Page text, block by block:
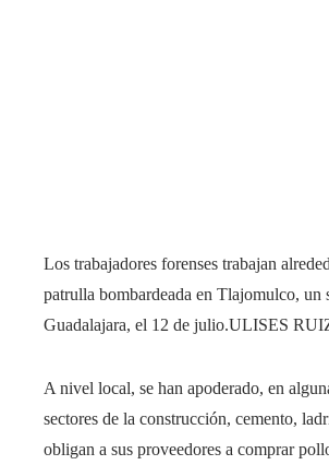
Los trabajadores forenses trabajan
patrulla bombardeada en Tlajomulco, un
Guadalajara, el 12 de julio.ULISES
A nivel local, se han apoderado, en
sectores de la construcción, cemento,
obligan a sus proveedores a comprar